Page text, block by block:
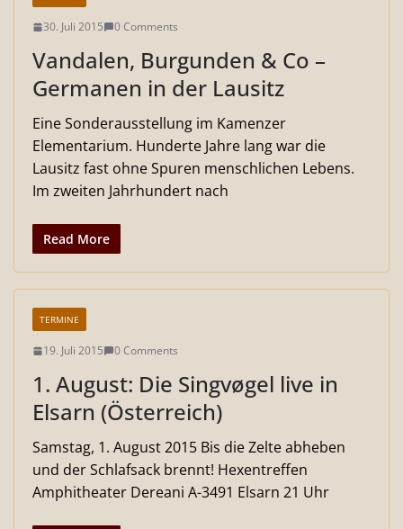
30. Juli 2015 0 Comments
Vandalen, Burgunden & Co –
Germanen in der Lausitz
Eine Sonderausstellung im Kamenzer
Elementarium. Hunderte Jahre lang war die
Lausitz fast ohne Spuren menschlichen Lebens.
Im zweiten Jahrhundert nach
Read More
TERMINE
19. Juli 2015 0 Comments
1. August: Die Singvøgel live in
Elsarn (Österreich)
Samstag, 1. August 2015 Bis die Zelte abheben
und der Schlafsack brennt! Hexentreffen
Amphitheater Dereani A-3491 Elsarn 21 Uhr